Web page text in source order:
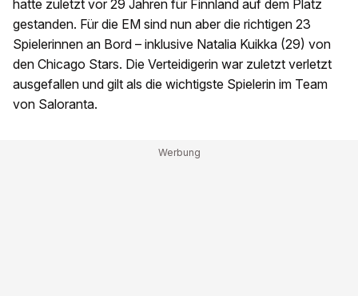
hatte zuletzt vor 29 Jahren für Finnland auf dem Platz
gestanden. Für die EM sind nun aber die richtigen 23
Spielerinnen an Bord – inklusive Natalia Kuikka (29) von
den Chicago Stars. Die Verteidigerin war zuletzt verletzt
ausgefallen und gilt als die wichtigste Spielerin im Team
von Saloranta.